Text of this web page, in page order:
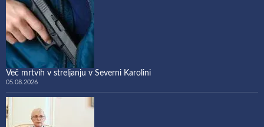
Več mrtvih v streljanju v Severni Karolini
05.08.2026